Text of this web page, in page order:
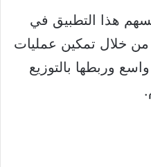
هذا التطبيق في
من خلال تمكين عمليات
وربطها بالتوزيع